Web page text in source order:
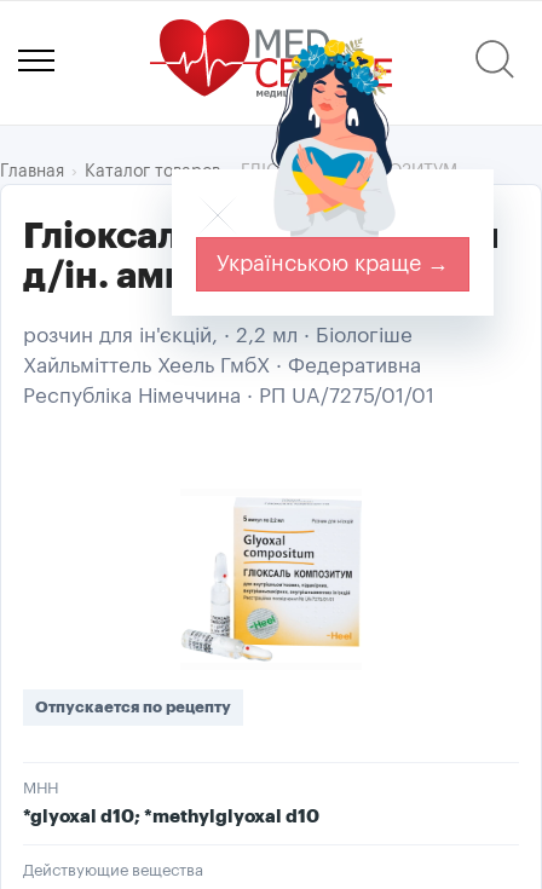
Главная Каталог товаров ГЛІОКСАЛЬ КОМПОЗИТУМ
Гліоксаль композитум р-н
д/ін. амп. 2,2мл №5
розчин для ін'єкцій, · 2,2 мл · Біологіше
Хайльміттель Хеель ГмбХ · Федеративна
Республіка Німеччина · РП UA/7275/01/01
Отпускается по рецепту
МНН
*glyoxal d10; *methylglyoxal d10
Действующие вещества
Українською краще →